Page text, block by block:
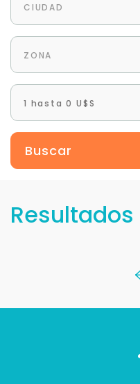
CIUDAD
ZONA
1 hasta 0 U$S
Buscar
Resultados